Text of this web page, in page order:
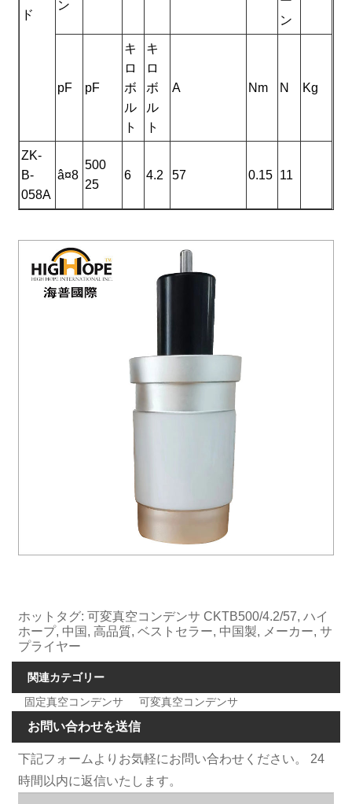
ド
ン
ン
pF pF
キ
ロ
ボ
ル
ト
キ
ロ
ボ
ル
ト
A Nm N Kg
ZK-
B-
058A
â¤8
500
25
6 4.2 57 0.15 11
ホットタグ: 可変真空コンデンサ CKTB500/4.2/57, ハイ
ホープ, 中国, 高品質, ベストセラー, 中国製, メーカー, サ
プライヤー
関連カテゴリー
固定真空コンデンサ
可変真空コンデンサ
お問い合わせを送信
下記フォームよりお気軽にお問い合わせください。 24
時間以内に返信いたします。